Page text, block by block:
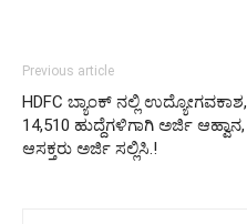
Previous article
HDFC ಬ್ಯಾಂಕ್ ನಲ್ಲಿ ಉದ್ಯೋಗವಕಾಶ,
14,510 ಹುದ್ದೆಗಳಿಗಾಗಿ ಅರ್ಜಿ ಆಹ್ವಾನ,
ಆಸಕ್ತರು ಅರ್ಜಿ ಸಲ್ಲಿಸಿ.!